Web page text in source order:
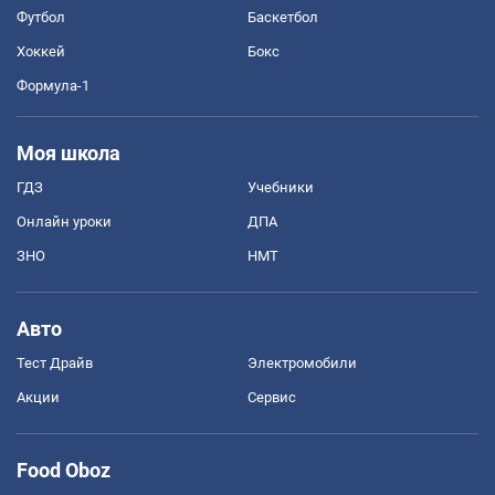
Футбол Баскетбол
Хоккей Бокс
Формула-1
Моя школа
ГДЗ Учебники
Онлайн уроки ДПА
ЗНО НМТ
Авто
Тест Драйв Электромобили
Акции Сервис
Food Oboz